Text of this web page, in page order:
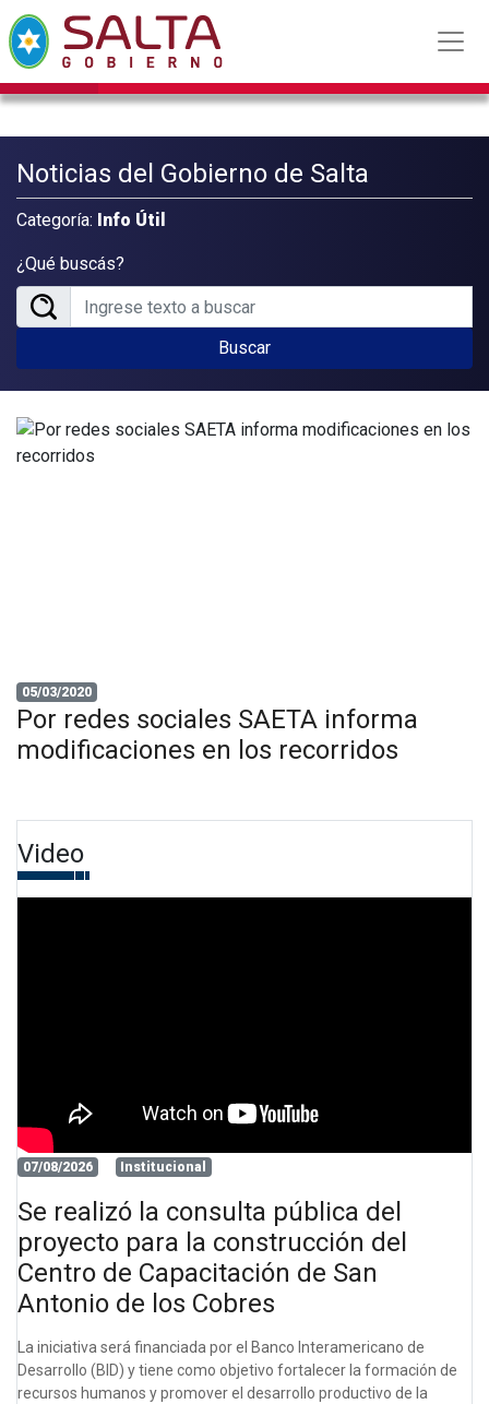
Noticias del Gobierno de Salta
Categoría: Info Útil
¿Qué buscás?
Buscar
05/03/2020
Por redes sociales SAETA informa
modificaciones en los recorridos
Video
07/08/2026 Institucional
Se realizó la consulta pública del
proyecto para la construcción del
Centro de Capacitación de San
Antonio de los Cobres
La iniciativa será financiada por el Banco Interamericano de
Desarrollo (BID) y tiene como objetivo fortalecer la formación de
recursos humanos y promover el desarrollo productivo de la